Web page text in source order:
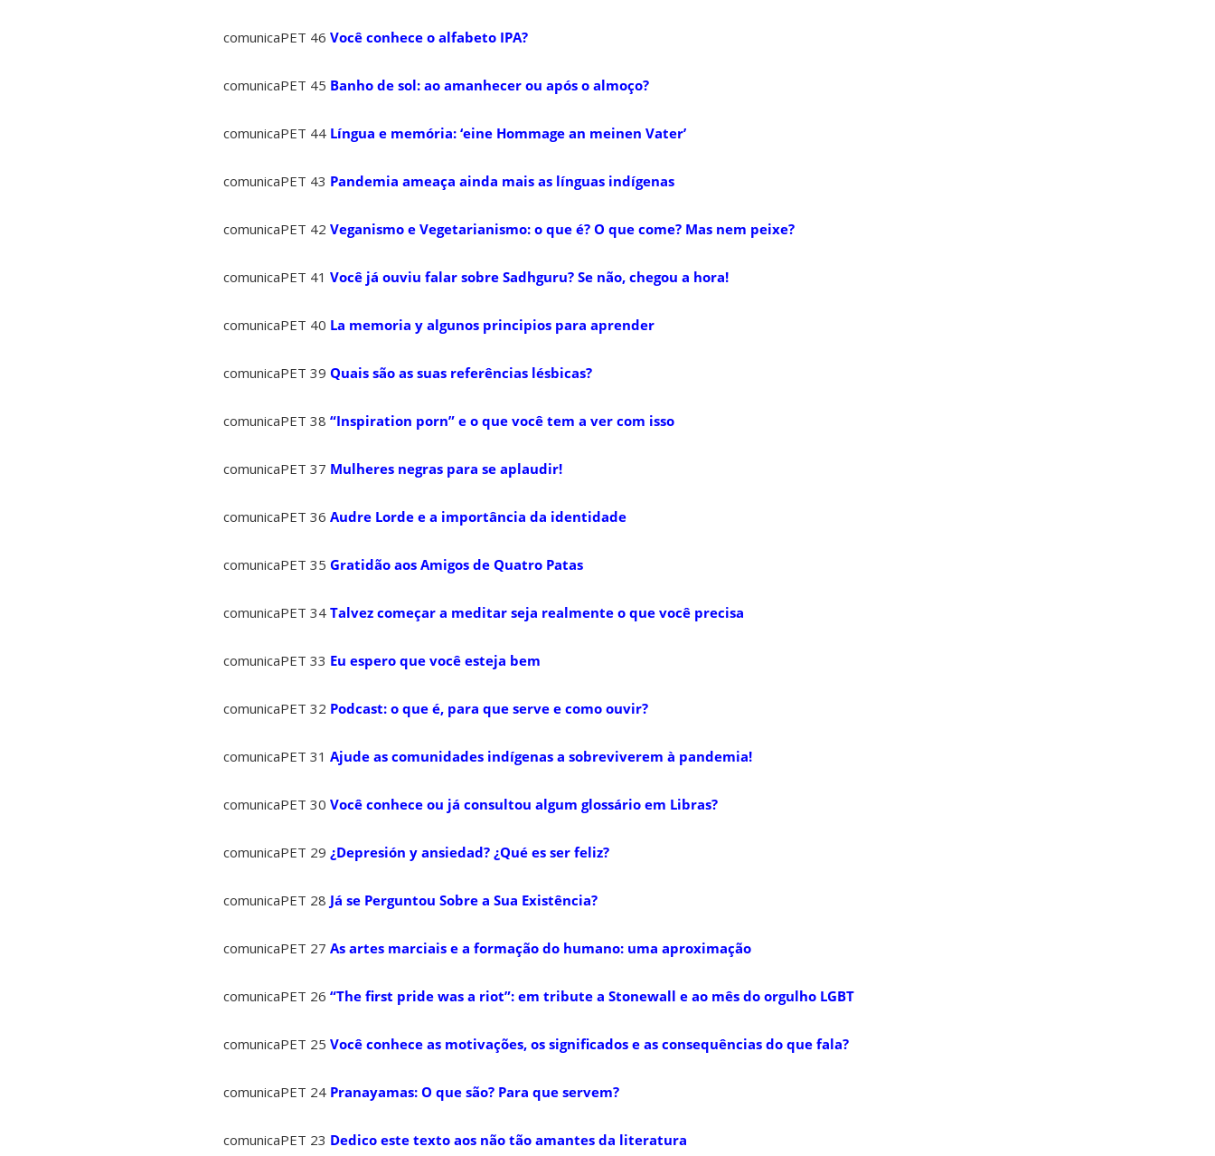
comunicaPET 46 Você conhece o alfabeto IPA?
comunicaPET 45 Banho de sol: ao amanhecer ou após o almoço?
comunicaPET 44 Língua e memória: ‘eine Hommage an meinen Vater’
comunicaPET 43 Pandemia ameaça ainda mais as línguas indígenas
comunicaPET 42 Veganismo e Vegetarianismo: o que é? O que come? Mas nem peixe?
comunicaPET 41 Você já ouviu falar sobre Sadhguru? Se não, chegou a hora!
comunicaPET 40 La memoria y algunos principios para aprender
comunicaPET 39 Quais são as suas referências lésbicas?
comunicaPET 38 “Inspiration porn” e o que você tem a ver com isso
comunicaPET 37 Mulheres negras para se aplaudir!
comunicaPET 36 Audre Lorde e a importância da identidade
comunicaPET 35 Gratidão aos Amigos de Quatro Patas
comunicaPET 34 Talvez começar a meditar seja realmente o que você precisa
comunicaPET 33 Eu espero que você esteja bem
comunicaPET 32 Podcast: o que é, para que serve e como ouvir?
comunicaPET 31 Ajude as comunidades indígenas a sobreviverem à pandemia!
comunicaPET 30 Você conhece ou já consultou algum glossário em Libras?
comunicaPET 29 ¿Depresión y ansiedad? ¿Qué es ser feliz?
comunicaPET 28 Já se Perguntou Sobre a Sua Existência?
comunicaPET 27 As artes marciais e a formação do humano: uma aproximação
comunicaPET 26 “The first pride was a riot”: em tribute a Stonewall e ao mês do orgulho LGBT
comunicaPET 25 Você conhece as motivações, os significados e as consequências do que fala?
comunicaPET 24 Pranayamas: O que são? Para que servem?
comunicaPET 23 Dedico este texto aos não tão amantes da literatura